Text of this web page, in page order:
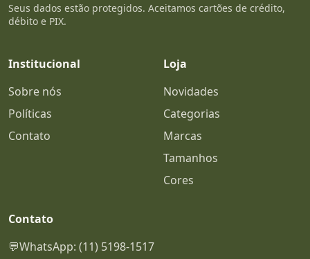
Seus dados estão protegidos. Aceitamos cartões de crédito,
débito e PIX.
Institucional
Sobre nós
Políticas
Contato
Loja
Novidades
Categorias
Marcas
Tamanhos
Cores
Contato
💬WhatsApp: (11) 5198-1517